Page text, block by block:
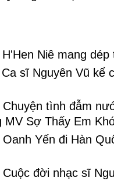
H'Hen Niê mang
Ca sĩ Nguyên Vũ kể
Chuyện tình đẫm
MV Sợ Thấy Em
Oanh Yến đi Hàn
Cuộc đời nhạc sĩ